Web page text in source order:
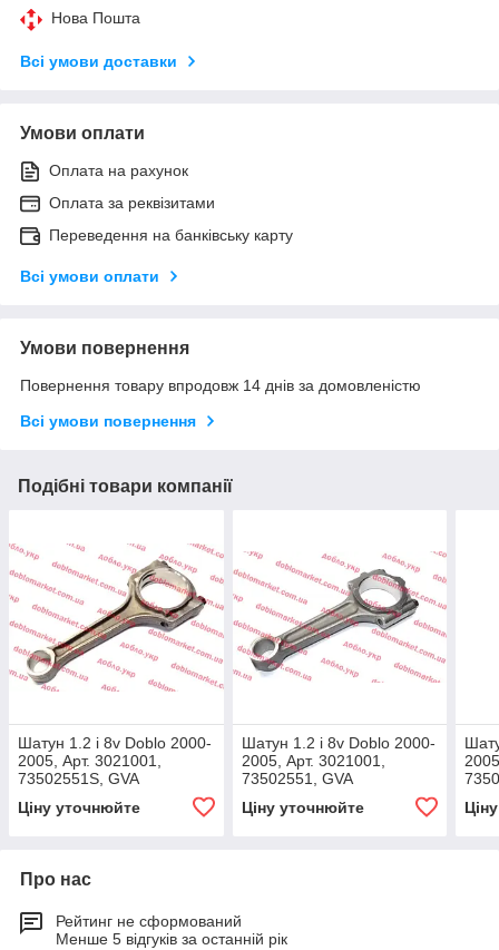
Нова Пошта
Всі умови доставки
Умови оплати
Оплата на рахунок
Оплата за реквізитами
Переведення на банківську карту
Всі умови оплати
Умови повернення
Повернення товару впродовж 14 днів за домовленістю
Всі умови повернення
Подібні товари компанії
Шатун 1.2 i 8v Doblo 2000-
2005, Арт. 3021001,
73502551S, GVA
Ціну уточнюйте
Шатун 1.2 i 8v Doblo 2000-
2005, Арт. 3021001,
73502551, GVA
Ціну уточнюйте
Про нас
Рейтинг не сформований
Менше 5 відгуків за останній рік